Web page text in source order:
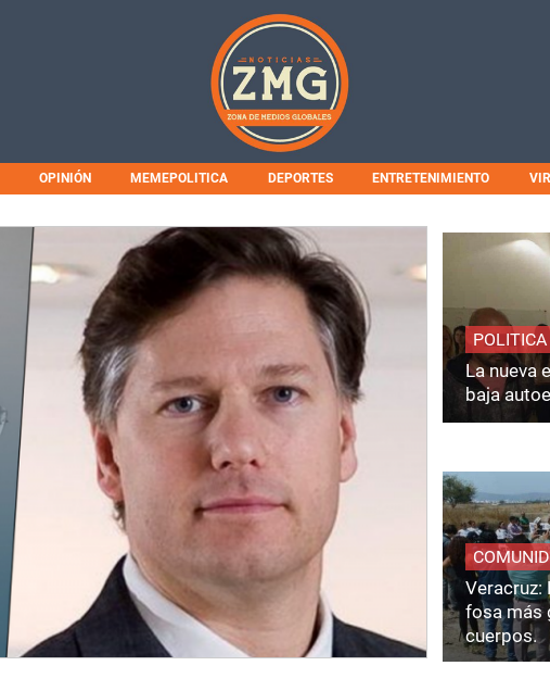
OPINIÓN MEMEPOLITICA DEPORTES ENTRETENIMIENTO
POLITICA
La nueva
baja
Veracruz:
fosa más
cuerpos.